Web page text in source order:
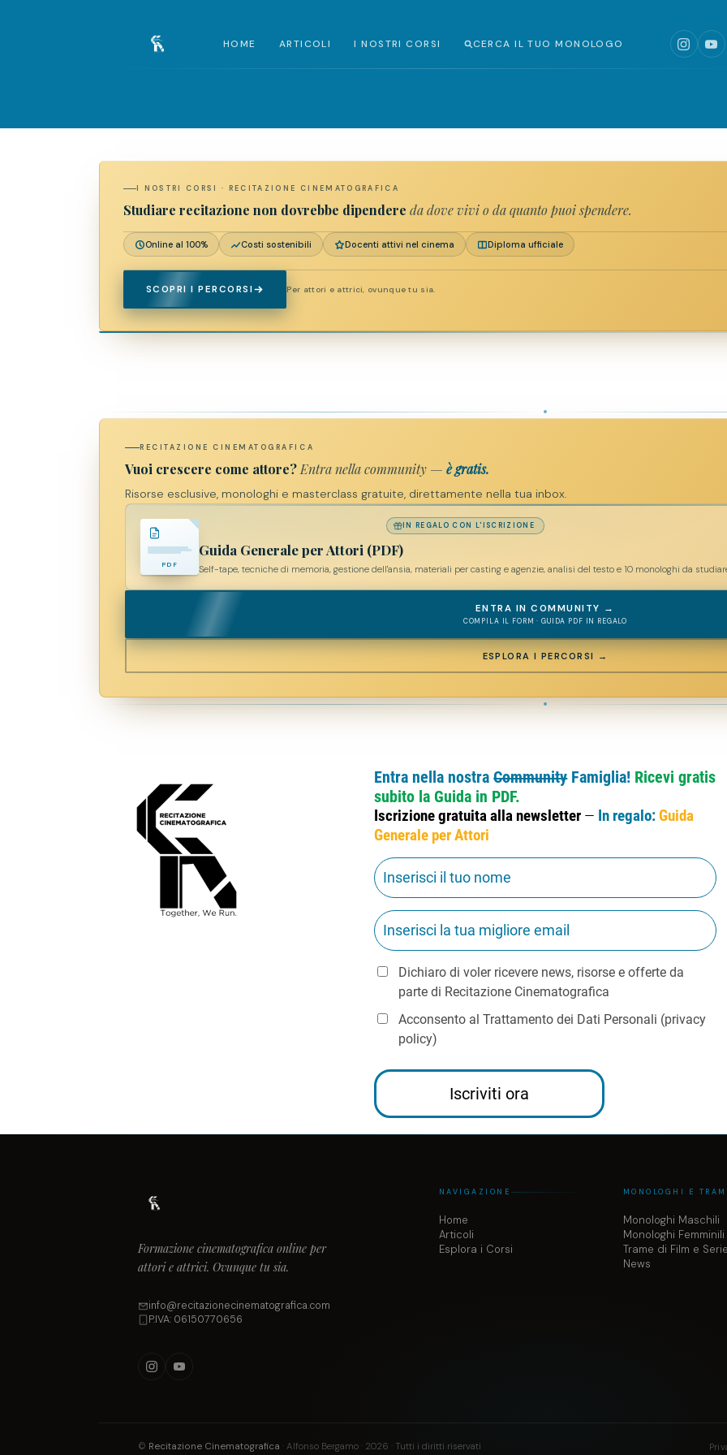
HOME ARTICOLI I NOSTRI CORSI CERCA IL TUO MONOLOGO
I NOSTRI CORSI · RECITAZIONE CINEMATOGRAFICA
Studiare recitazione non dovrebbe dipendere da dove vivi o da quanto puoi spendere.
Online al 100% Costi sostenibili Docenti attivi nel cinema Diploma ufficiale
SCOPRI I PERCORSI Per attori e attrici, ovunque tu sia.
RECITAZIONE CINEMATOGRAFICA
Vuoi crescere come attore? Entra nella community — è gratis.
Risorse esclusive, monologhi e masterclass gratuite, direttamente nella tua inbox.
PDF
IN REGALO CON L'ISCRIZIONE
Guida Generale per Attori (PDF)
Self-tape, tecniche di memoria, gestione dell'ansia, materiali per casting e agenzie, analisi del testo e 10 monologhi da
ENTRA IN COMMUNITY →
COMPILA IL FORM · GUIDA PDF IN REGALO
ESPLORA I PERCORSI →
Entra nella nostraCommunityFamiglia! Ricevi gratis
subito la Guida in PDF.
Iscrizione gratuita alla newsletter — In regalo:Guida
Generale per Attori
Dichiaro di voler ricevere news, risorse e offerte da
parte di Recitazione Cinematografica
Acconsento al Trattamento dei Dati Personali (privacy
policy)
Iscriviti ora
Formazione cinematografica online per
attori e attrici. Ovunque tu sia.
info@recitazionecinematografica.com
P.IVA: 06150770656
NAVIGAZIONE
Home
Articoli
Esplora i Corsi
MONOLOGHI E
Monologhi Maschili
Monologhi Femminili
Trame di Film e
News
© Recitazione Cinematografica · Alfonso Bergamo · 2026 · Tutti i diritti riservati